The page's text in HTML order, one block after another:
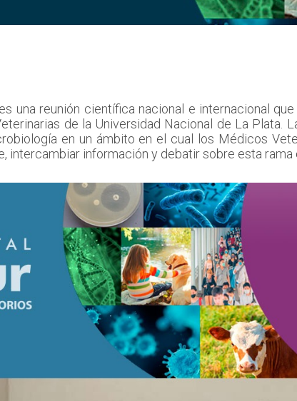
una reunión científica nacional e internacional
de la Universidad Nacional de La Plata.
en un ámbito en el cual los Médicos
intercambiar información y debatir sobre esta rama